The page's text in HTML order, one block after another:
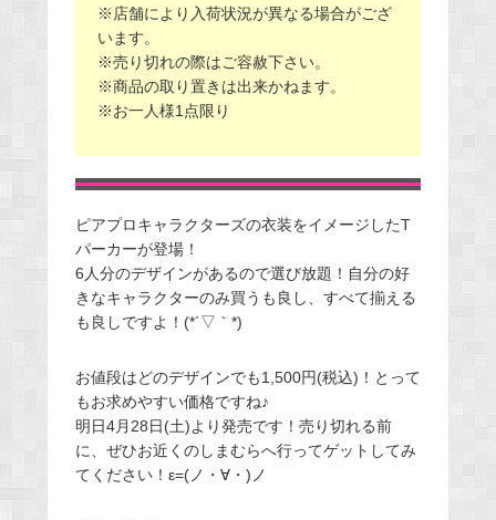
※店舗により入荷状況が異なる場合がござ
います。
※売り切れの際はご容赦下さい。
※商品の取り置きは出来かねます。
※お一人様1点限り
ピアプロキャラクターズの衣装をイメージしたT
パーカーが登場！
6人分のデザインがあるので選び放題！自分の好
きなキャラクターのみ買うも良し、すべて揃える
も良しですよ！(*´▽｀*)
お値段はどのデザインでも1,500円(税込)！とって
もお求めやすい価格ですね♪
明日4月28日(土)より発売です！売り切れる前
に、ぜひお近くのしまむらへ行ってゲットしてみ
てください！ε=(ノ・∀・)ノ